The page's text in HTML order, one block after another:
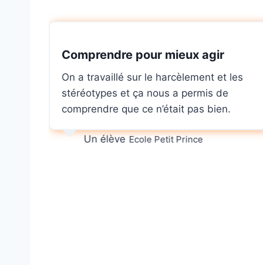
Comprendre pour mieux agir
On a travaillé sur le harcèlement et les
stéréotypes et ça nous a permis de
comprendre que ce n’était pas bien.
Un élève Ecole Petit Prince